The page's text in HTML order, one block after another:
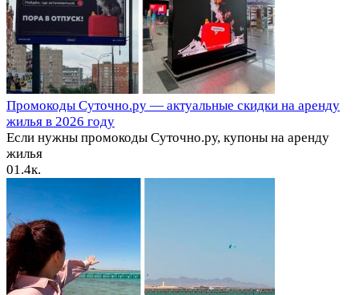
Промокоды Суточно.ру — актуальные скидки на аренду
жилья в 2026 году
Если нужны промокоды Суточно.ру, купоны на аренду
жилья
01.4к.